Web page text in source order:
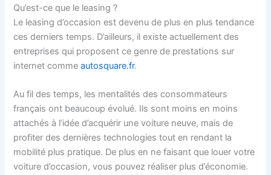
Qu’est-ce que le leasing ?
Le leasing d’occasion est devenu de plus en plus tendance
ces derniers temps. D’ailleurs, il existe actuellement des
entreprises qui proposent ce genre de prestations sur
internet commeautosquare.fr.
Au fil des temps, les mentalités des consommateurs
français ont beaucoup évolué. Ils sont moins en moins
attachés à l’idée d’acquérir une voiture neuve, mais de
profiter des dernières technologies tout en rendant la
mobilité plus pratique. De plus en ne faisant que louer votre
voiture d’occasion, vous pouvez réaliser plus d’économie.